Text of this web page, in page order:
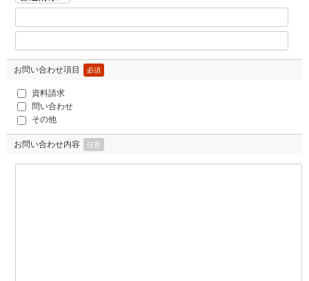
お問い合わせ項目 必須
資料請求
問い合わせ
その他
お問い合わせ内容 任意